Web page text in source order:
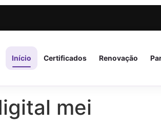
Início Certificados Renovação
mei